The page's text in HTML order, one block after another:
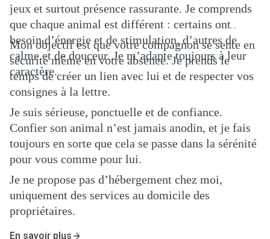
jeux et surtout présence rassurante. Je comprends
que chaque animal est différent : certains ont
besoin d’énergie et de stimulation, d’autres de
calme et de douceur. Je m’adapte toujours à leur
caractère.
Mon objectif est que votre compagnon se sente en
sécurité même en votre absence. Je prends le
temps de créer un lien avec lui et de respecter vos
consignes à la lettre.
Je suis sérieuse, ponctuelle et de confiance.
Confier son animal n’est jamais anodin, et je fais
toujours en sorte que cela se passe dans la sérénité
pour vous comme pour lui.
Je ne propose pas d’hébergement chez moi,
uniquement des services au domicile des
propriétaires.
En savoir plus